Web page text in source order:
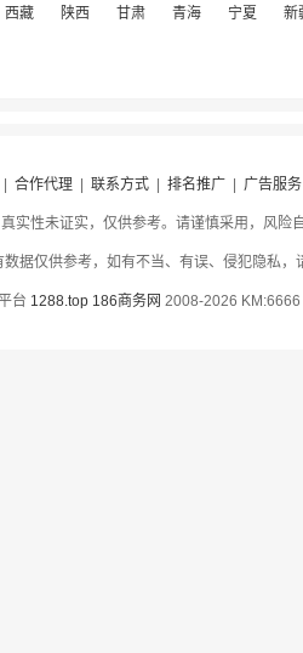
西藏 陕西 甘肃 青海 宁夏 新
合作代理| 联系方式| 排名推广| 广告服务
实性未证实，仅供参考。请谨慎采用，风险
据仅供参考，如有不当、有误、侵犯隐私
台 1288.top 186商务网 2008-2026